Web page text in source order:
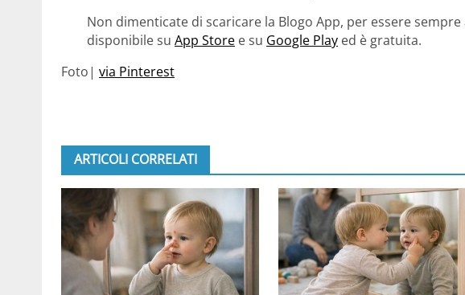
Non dimenticate di scaricare la Blogo App, per essere
disponibile su App Store e su Google Play ed è gratuita.
Foto| via Pinterest
ARTICOLI CORRELATI